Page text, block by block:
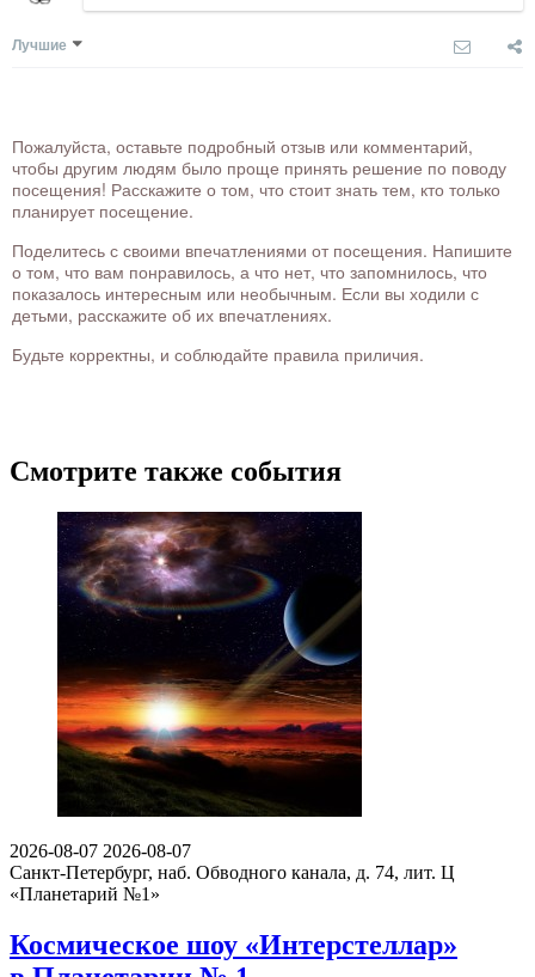
Лучшие
Пожалуйста, оставьте подробный отзыв или комментарий,
чтобы другим людям было проще принять решение по поводу
посещения! Расскажите о том, что стоит знать тем, кто только
планирует посещение.
Поделитесь с своими впечатлениями от посещения. Напишите
о том, что вам понравилось, а что нет, что запомнилось, что
показалось интересным или необычным. Если вы ходили с
детьми, расскажите об их впечатлениях.
Будьте корректны, и соблюдайте правила приличия.
Смотрите также события
2026-08-07 2026-08-07
Санкт-Петербург, наб. Обводного канала, д. 74, лит. Ц
«Планетарий №1»
Космическое шоу «Интерстеллар»